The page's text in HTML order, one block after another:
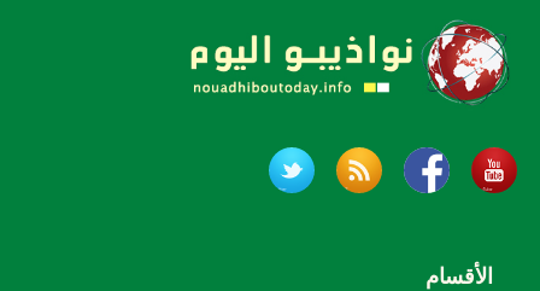
الأقسام